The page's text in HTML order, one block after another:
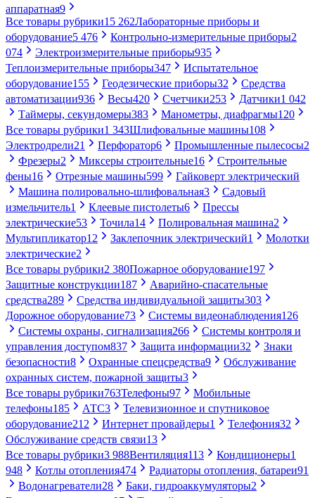
аппаратная9
Все товары рубрики15 262Лабораторные приборы и
оборудование5 476 Контрольно-измерительные приборы2
074
Электроизмерительные приборы935
Теплоизмерительные приборы347
Испытательное
оборудование155 Геодезические приборы32
Средства
автоматизации936 Весы420 Счетчики253 Датчики1 042
Таймеры, секундомеры383 Манометры, диафрагмы120
Все товары рубрики1 343Шлифовальные машины108
Электродрели21 Перфоратор6 Промышленные пылесосы2
Фрезеры2 Миксеры строительные16
Строительные
фены16 Отрезные машины599
Гайковерт электрический
Машина полировально-шлифовальная3
Садовый
измельчитель1 Клеевые пистолеты6
Прессы
электрические53 Точила14 Полировальная машина2
Мультипликатор12 Заклепочник электрический1
Молотки
электрические2
Все товары рубрики2 380Пожарное оборудование197
Защитные конструкции187
Аварийно-спасательные
средства289 Средства индивидуальной защиты303
Дорожное оборудование73 Системы видеонаблюдения126
Системы охраны, сигнализация266
Системы контроля и
управления доступом837 Защита информации32
Знаки
безопасности8 Охранные спецсредства9
Обслуживание
охранных систем, пожарной защиты3
Все товары рубрики763Телефоны97
Мобильные
телефоны185 АТС3
Телевизионное и спутниковое
оборудование212 Интернет провайдеры1 Телефония32
Обслуживание средств связи13
Все товары рубрики3 988Вентиляция113 Кондиционеры1
948
Котлы отопления474 Радиаторы отопления, батареи91
Водонагреватели28 Баки, гидроаккумуляторы2